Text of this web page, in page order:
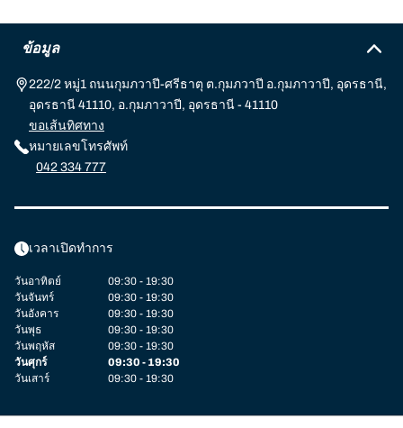
ข้อมูล
222/2 หมู่1 ถนนกุมภวาปี-ศรีธาตุ ต.กุมภวาปี อ.กุมภาวาปี, อุดรธานี,
อุดรธานี 41110, อ.กุมภาวาปี, อุดรธานี - 41110
ขอเส้นทิศทาง
หมายเลขโทรศัพท์
042 334 777
เวลาเปิดทำการ
วันอาทิตย์
09:30 - 19:30
วันจันทร์
09:30 - 19:30
วันอังคาร
09:30 - 19:30
วันพุธ
09:30 - 19:30
วันพฤหัส
09:30 - 19:30
วันศุกร์
09:30 - 19:30
วันเสาร์
09:30 - 19:30